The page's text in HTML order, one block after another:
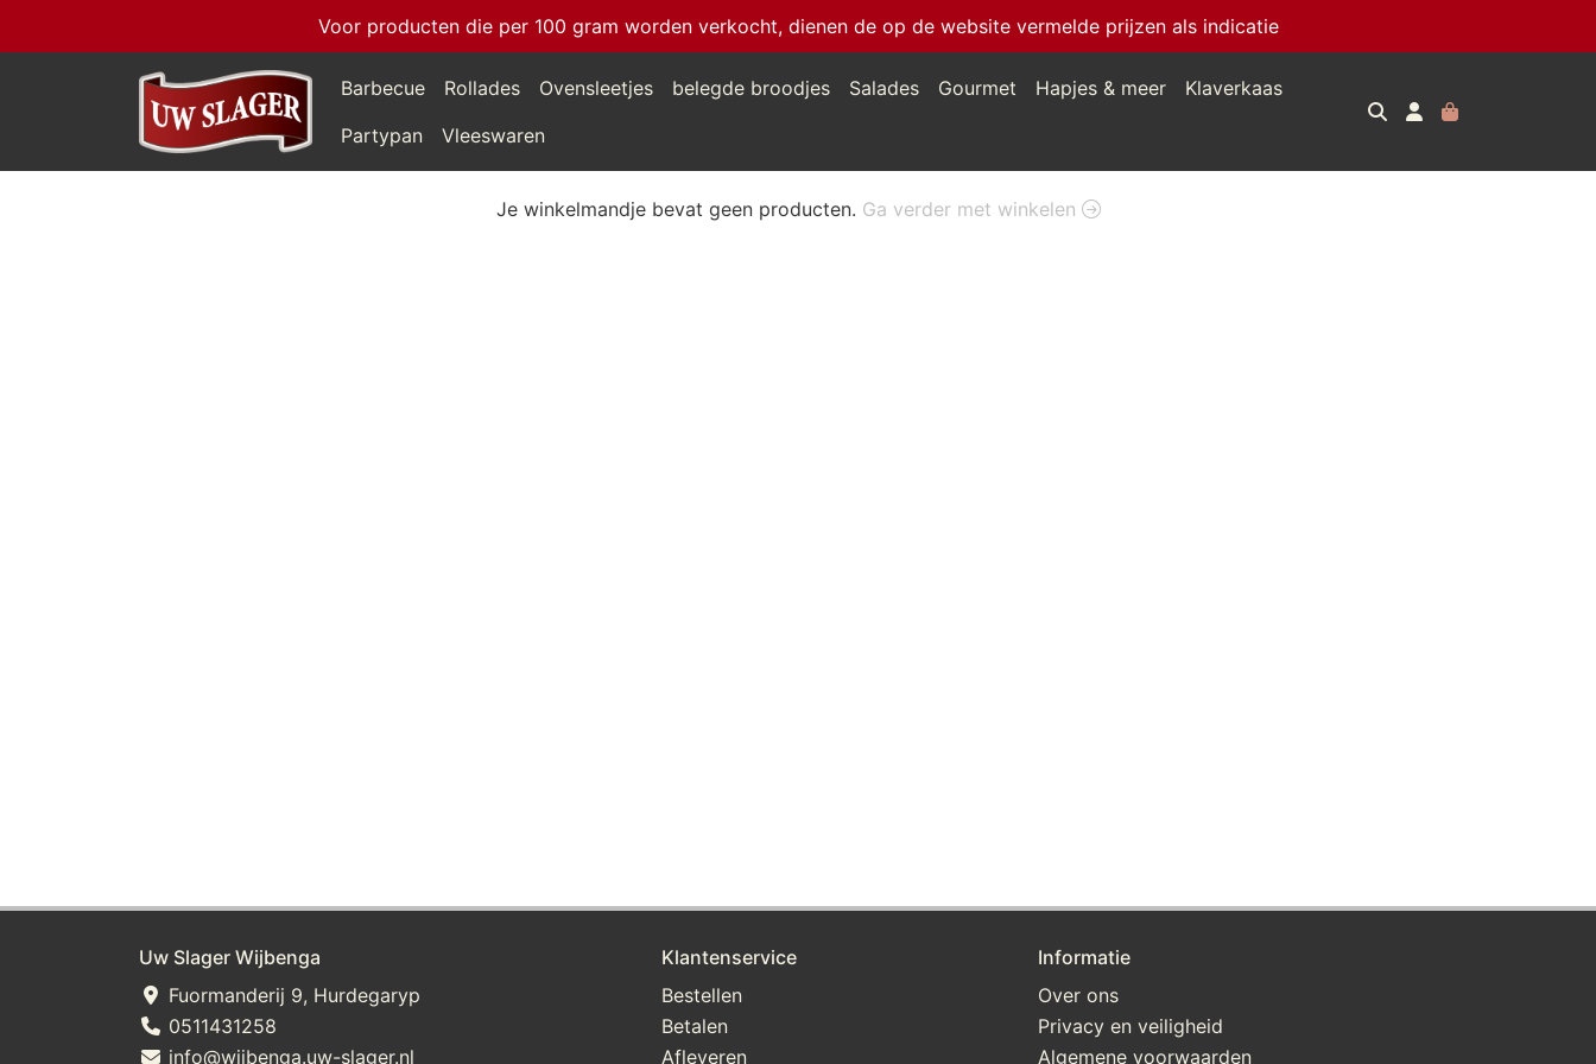
Voor producten die per 100 gram worden verkocht, dienen de op de website vermelde prijzen als indicatie
Barbecue Rollades Ovensleetjes belegde broodjes Salades Gourmet Hapjes & meer
Klaverkaas
Partypan
Vleeswaren
Je winkelmandje bevat geen producten. Ga verder met winkelen
Uw Slager Wijbenga
Fuormanderij 9, Hurdegaryp
0511431258
info@wijbenga.uw-slager.nl
Klantenservice
Bestellen
Betalen
Afleveren
Informatie
Over ons
Privacy en veiligheid
Algemene voorwaarden